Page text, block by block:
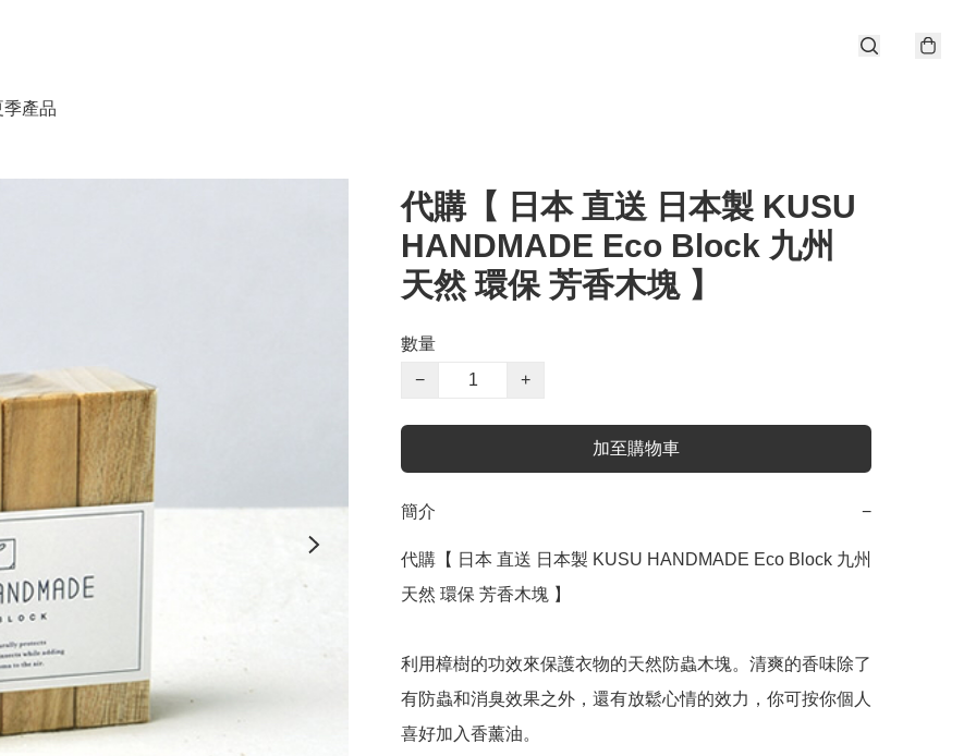
產品
代購【 日本 直送 日本製 KUSU
HANDMADE Eco Block 九州
天然 環保 芳香木塊 】
數量
−
+
加至購物車
簡介 −
代購【 日本 直送 日本製 KUSU HANDMADE Eco Block 九州
天然 環保 芳香木塊 】
利用樟樹的功效來保護衣物的天然防蟲木塊。清爽的香味除了
有防蟲和消臭效果之外，還有放鬆心情的效力，你可按你個人
喜好加入香薰油。